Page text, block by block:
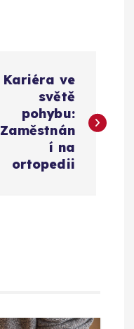
Kariéra ve
světě
pohybu:
Zaměstnán
í na
ortopedii